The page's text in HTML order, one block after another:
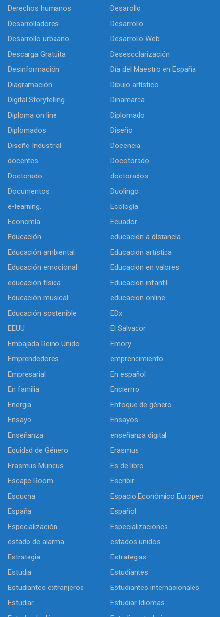
Derechos humanos
Desarollo
Desarrolladores
Desarrollo
Desarrollo urbaano
Desarrollo Web
Descarga Gratuita
Desescolarización
Desinformación
Día del Maestro en España
Diagramación
Dibujo artìstico
Digital Storytelling
Dinamarca
Diploma on line
Diplomado
Diplomados
Diseño
Diseño Industrial
Docencia
docentes
Docotorado
Doctorado
doctorados
Documentos
Duolingo
e-learning.
Ecología
Economía
Ecuador
Educación
educación a distancia
Educación ambiental
Educación artística
Educación emocional
Educación en valores
educación física
Educación infantil
Educación musical
educación online
Educación sostenible
EDx
EEUU
El Salvador
Embajada Reino Unido
Emory
Emprendedores
emprendimiento
Empresarial
En español
En familia
Encierrro
Energia
Enfoque de género
Ensayo
Ensayos
Enseñanza
enseñanza digital
Equidad de Género
Erasmus
Erasmus Mundus
Es de libro
Escape Room
Escribir
Escucha
Espacio Económico Europeo
España
Español
Especialización
Especializaciones
estado de alarma
estados unidos
Estrategia
Estrategias
Estudia
Estudiantes
Estudiantes extranjeros
Estudiantes internacionales
Estudiar
Estudiar Idiomas